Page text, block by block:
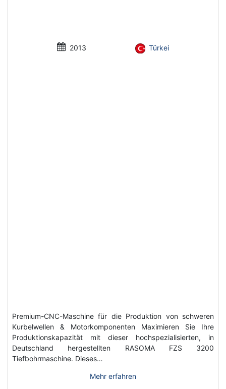
2013 Türkei
Premium-CNC-Maschine für die Produktion von schweren
Kurbelwellen & Motorkomponenten Maximieren Sie Ihre
Produktionskapazität mit dieser hochspezialisierten, in
Deutschland hergestellten RASOMA FZS 3200
Tiefbohrmaschine. Dieses…
Mehr erfahren